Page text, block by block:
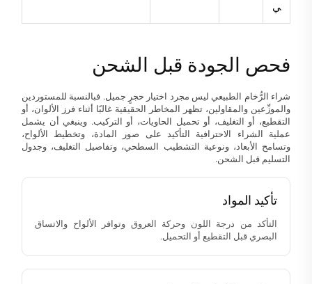
ي
فحص الجودة قبل الشحن
شراء الرُّخام الطبيعي ليس مجرد اختيار حجرٍ جميل. فبالنسبة للمستوردين
والموزِّعين والمقاولين، تظهر المخاطر الحقيقية غالبًا أثناء فرز الألوان، أو
التقطيع، أو التغليف، أو تحميل الحاويات، أو التركيب. وينبغي أن يشمل
عملية الشراء الاحترافية التأكيد على صور المادة، وتخطيط الألواح،
وتسامح الأبعاد، ونوعية التشطيب السطحي، وتفاصيل التغليف، وجدول
التسليم قبل الشحن.
تأكيد المواد
التأكد من درجة اللون وحركة العروق وتوافر الألواح والاتساق
البصري قبل التقطيع أو التحميل.